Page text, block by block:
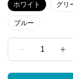
ホワイト グリ
ブルー
1